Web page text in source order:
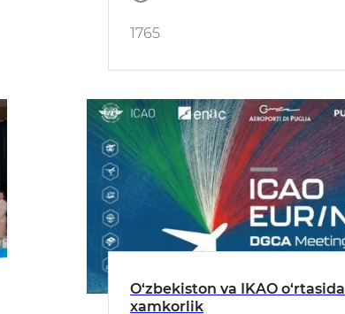
1765
O‘zbekiston va IKAO o‘rtasida
xamkorlik